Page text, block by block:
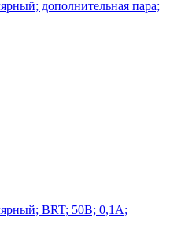
дополнительная пара;
BRT; 50В; 0,1А;